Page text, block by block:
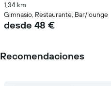
1,34 km
Gimnasio, Restaurante, Bar/lounge
desde 48 €
Recomendaciones